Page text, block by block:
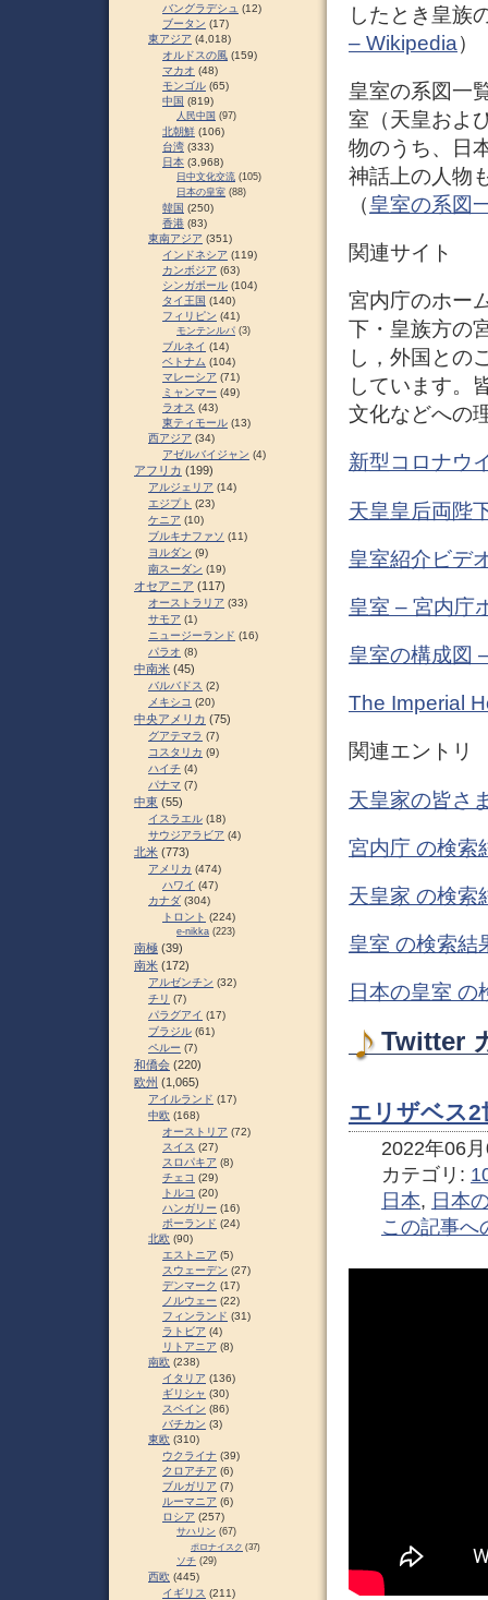
したとき皇族
– Wikipedia）
皇室の系図一
室（天皇およ
物のうち、日
神話上の人物
（皇室の系図
関連サイト
宮内庁のホー
下・皇族方の
し，外国との
しています。
文化などへの
新型コロナウ
天皇皇后両陛
皇室紹介ビデ
皇室 – 宮内庁
皇室の構成図
The Imperial
関連エントリ
天皇家の皆さ
宮内庁 の検索
天皇家 の検索
皇室 の検索結
日本の皇室 の
Twitter
エリザベス2
2022年06
カテゴリ:
日本, 日本
この記事へ
バングラデシュ (12)
ブータン (17)
東アジア (4,018)
オルドスの風 (159)
マカオ (48)
モンゴル (65)
中国 (819)
人民中国 (97)
北朝鮮 (106)
台湾 (333)
日本 (3,968)
日中文化交流 (105)
日本の皇室 (88)
韓国 (250)
香港 (83)
東南アジア (351)
インドネシア (119)
カンボジア (63)
シンガポール (104)
タイ王国 (140)
フィリピン (41)
モンテンルパ (3)
ブルネイ (14)
ベトナム (104)
マレーシア (71)
ミャンマー (49)
ラオス (43)
東ティモール (13)
西アジア (34)
アゼルバイジャン (4)
アフリカ (199)
アルジェリア (14)
エジプト (23)
ケニア (10)
ブルキナファソ (11)
ヨルダン (9)
南スーダン (19)
オセアニア (117)
オーストラリア (33)
サモア (1)
ニュージーランド (16)
パラオ (8)
中南米 (45)
バルバドス (2)
メキシコ (20)
中央アメリカ (75)
グアテマラ (7)
コスタリカ (9)
ハイチ (4)
パナマ (7)
中東 (55)
イスラエル (18)
サウジアラビア (4)
北米 (773)
アメリカ (474)
ハワイ (47)
カナダ (304)
トロント (224)
e-nikka (223)
南極 (39)
南米 (172)
アルゼンチン (32)
チリ (7)
パラグアイ (17)
ブラジル (61)
ペルー (7)
和僑会 (220)
欧州 (1,065)
アイルランド (17)
中欧 (168)
オーストリア (72)
スイス (27)
スロパキア (8)
チェコ (29)
トルコ (20)
ハンガリー (16)
ポーランド (24)
北欧 (90)
エストニア (5)
スウェーデン (27)
デンマーク (17)
ノルウェー (22)
フィンランド (31)
ラトビア (4)
リトアニア (8)
南欧 (238)
イタリア (136)
ギリシャ (30)
スペイン (86)
バチカン (3)
東欧 (310)
ウクライナ (39)
クロアチア (6)
ブルガリア (7)
ルーマニア (6)
ロシア (257)
サハリン (67)
ポロナイスク (37)
ソチ (29)
西欧 (445)
イギリス (211)